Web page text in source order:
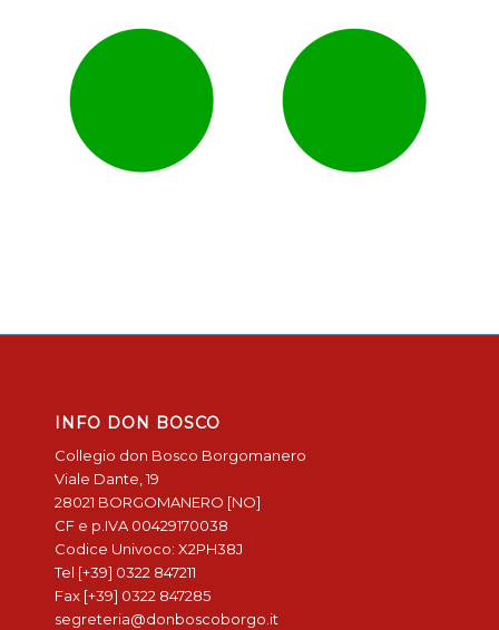
INFO DON BOSCO
Collegio don Bosco Borgomanero
Viale Dante, 19
28021 BORGOMANERO [NO]
CF e p.IVA 00429170038
Codice Univoco: X2PH38J
Tel [+39] 0322 847211
Fax [+39] 0322 847285
segreteria@donboscoborgo.it